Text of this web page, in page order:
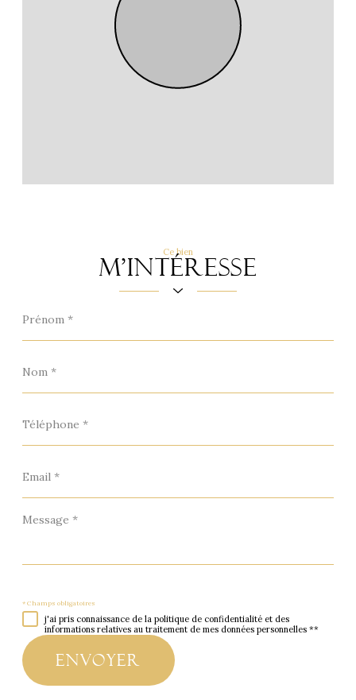
Ce bien
m'intéresse
*
*
*
*
Message
* Champs obligatoires
j'ai pris connaissance de la politique de confidentialité et des
informations relatives au traitement de mes données personnelles **
envoyer